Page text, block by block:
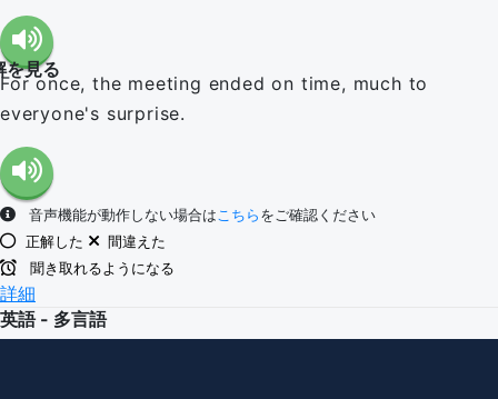
を見る
For once, the meeting ended on time, much to
everyone's surprise.
音声機能が動作しない場合はこちら をご確認ください
正解した
間違えた
聞き取れるようになる
詳細
英語 - 多言語